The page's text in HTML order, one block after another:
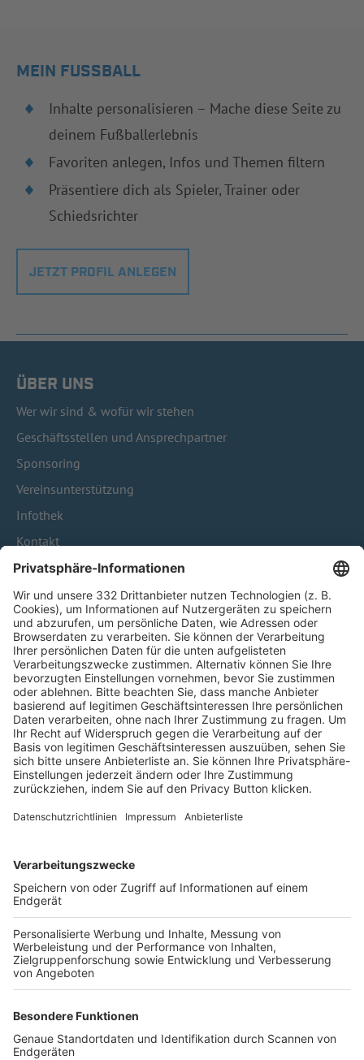
MEIN FUSSBALL
Inhalte personalisieren – Mache diese Seite zu
deinem Fußballerlebnis
Favoriten anlegen, Infos und Themen filtern
Präsentiere dich als Spieler, Trainer oder
Schiedsrichter
JETZT PROFIL ANLEGEN
ÜBER UNS
Wer wir sind & wofür wir stehen
Geschäftsstellen und Ansprechpartner
Sponsoring
Vereinsunterstützung
Infothek
Kontakt
HÄUFIG BESUCHTE SEITEN
Pässe und Vereinswechsel
Trainerausbildung
Schulungsangebot Vereinsmitarbeiter
BFV-Geschäftsstellen
Trainerbörse
Login SpielPlus
FOLGE DEM BFV
TOP-VEREINE
TOP-PARTNER